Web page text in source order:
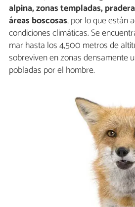
alpina, zonas templadas,
áreas boscosas, por lo que están
condiciones climáticas. Se
mar hasta los 4,500 metros de
sobreviven en zonas densamente
pobladas por el hombre.